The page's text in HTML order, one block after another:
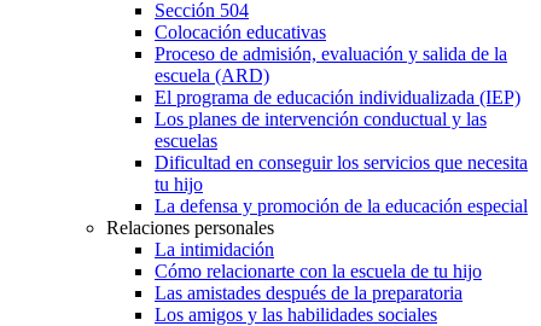
Sección 504
Colocación educativas
Proceso de admisión, evaluación y salida de la
escuela (ARD)
El programa de educación individualizada (IEP)
Los planes de intervención conductual y las
escuelas
Dificultad en conseguir los servicios que necesita
tu hijo
La defensa y promoción de la educación especial
Relaciones personales
La intimidación
Cómo relacionarte con la escuela de tu hijo
Las amistades después de la preparatoria
Los amigos y las habilidades sociales